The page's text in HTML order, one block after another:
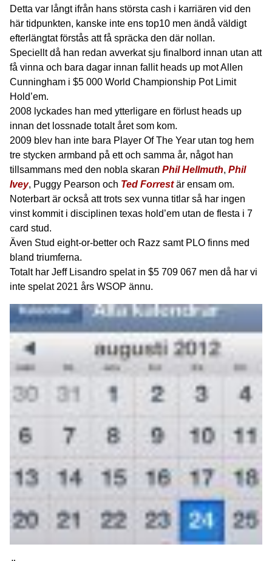
Detta var långt ifrån hans största cash i karriären vid den
här tidpunkten, kanske inte ens top10 men ändå väldigt
efterlängtat förstås att få spräcka den där nollan.
Speciellt då han redan avverkat sju finalbord innan utan att
få vinna och bara dagar innan fallit heads up mot Allen
Cunningham i $5 000 World Championship Pot Limit
Hold’em.
2008 lyckades han med ytterligare en förlust heads up
innan det lossnade totalt året som kom.
2009 blev han inte bara Player Of The Year utan tog hem
tre stycken armband på ett och samma år, något han
tillsammans med den nobla skaran Phil Hellmuth, Phil
Ivey, Puggy Pearson och Ted Forrestär ensam om.
Noterbart är också att trots sex vunna titlar så har ingen
vinst kommit i disciplinen texas hold’em utan de flesta i 7
card stud.
Även Stud eight-or-better och Razz samt PLO finns med
bland triumferna.
Totalt har Jeff Lisandro spelat in $5 709 067 men då har vi
inte spelat 2021 års WSOP ännu.